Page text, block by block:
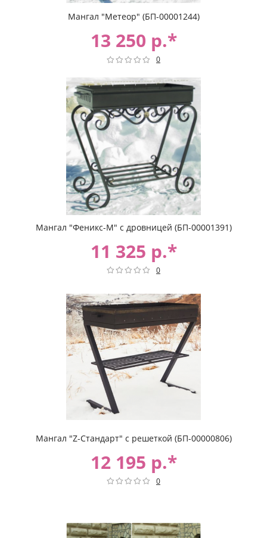
Мангал "Метеор" (БП-00001244)
13 250 р.*
0
Мангал "Феникс-М" с дровницей (БП-00001391)
11 325 р.*
0
Мангал "Z-Стандарт" с решеткой (БП-00000806)
12 195 р.*
0